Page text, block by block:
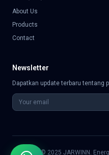
About Us
Products
Contact
Newsletter
Dapatkan update terbaru tentang
© 2025 JARWINN .